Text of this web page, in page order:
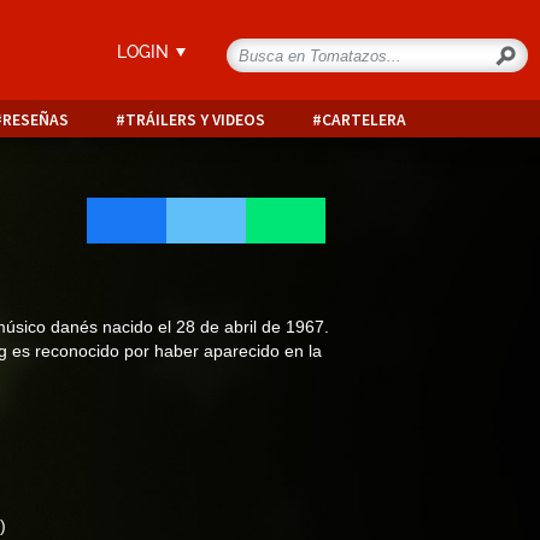
LOGIN
RESEÑAS TRÁILERS Y VIDEOS CARTELERA
danés nacido el 28 de abril de 1967.
es reconocido por haber aparecido en la